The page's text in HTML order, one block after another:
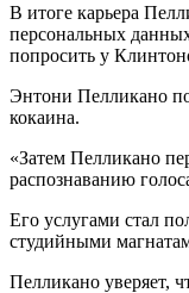
В итоге карьера
персональных
попросить у
Энтони Пелликано
кокаина.
«Затем Пелликано
распознаванию
Его услугами стал
студийными
Пелликано уверяет,